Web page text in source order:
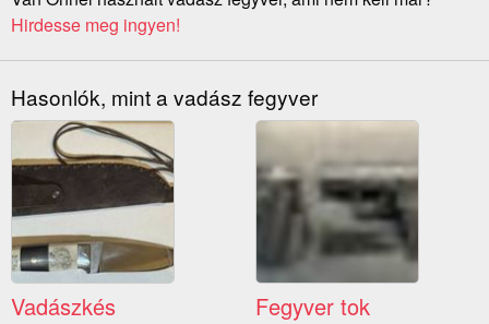
Hirdesse meg ingyen!
Hasonlók, mint a vadász fegyver
Vadászkés Fegyver tok